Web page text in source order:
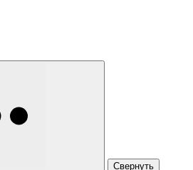
Свернуть